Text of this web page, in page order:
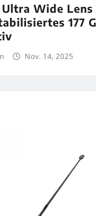
Ultra Wide Lens
177
Nov. 14, 2025